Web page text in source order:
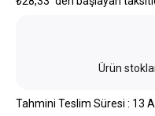
Ürün
Tahmini Teslim Süresi : 13